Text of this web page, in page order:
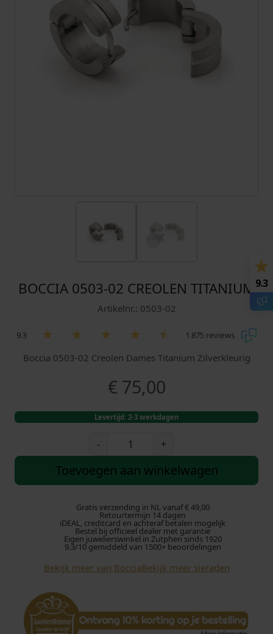
BOCCIA 0503-02 CREOLEN TITANIUM
Artikelnr.: 0503-02
9.3 1.875 reviews
Boccia 0503-02 Creolen Dames Titanium Zilverkleurig
€75,00
Levertijd: 2-3 werkdagen
-
c
a
0
5
0
-
C
r
+
Toevoegen aan winkelwagen
Gratis verzending in NL vanaf € 49,00
Retourtermijn 14 dagen
iDEAL, creditcard en achteraf betalen mogelijk
Bestel bij officieel dealer met garantie
Eigen juwelierswinkel in Zutphen sinds 1920
9.3/10 gemiddeld van 1500+ beoordelingen
Bekijk meer van BocciaBekijk meer sieraden
9.3